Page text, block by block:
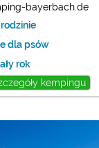
bayerbach.de
dla psów
rok
kempingu